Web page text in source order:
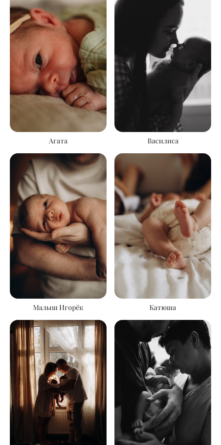
Агата Василиса
Малыш Игорёк Катюша